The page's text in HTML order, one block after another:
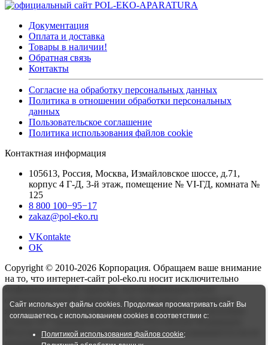
Документация
Оплата и доставка
Товары в наличии!
Обратная связь
Контакты
Согласие на обработку персональных данных
Политика в отношении обработки персональных
данных
Пользовательское соглашение
Политика использования файлов cookie
Контактная информация
105613, Россия, Москва, Измайловское шоссе, д.71,
корпус 4 Г-Д, 3-й этаж, помещение № VI-ГД, комната №
125
8 800 100−95−17
zakaz@pol-eko.ru
VKontakte
OK
Copyright © 2010-2026 Корпорация. Обращаем ваше внимание
на то, что интернет-сайт pol-eko.ru носит исключительно
ознакомительный характер и ни при каких условиях не
является публичной офертой, определяемой положениями
Статьи 437 Гражданского кодекса Российской Федерации.
Итоговая стоимость и сроки доставки согласовываются после
подтверждения заказа.
Сайт использует файлы cookies. Продолжая просматривать сайт Вы
соглашаетесь с использованием cookies в соответствии с:
Политикой использования файлов cookie;